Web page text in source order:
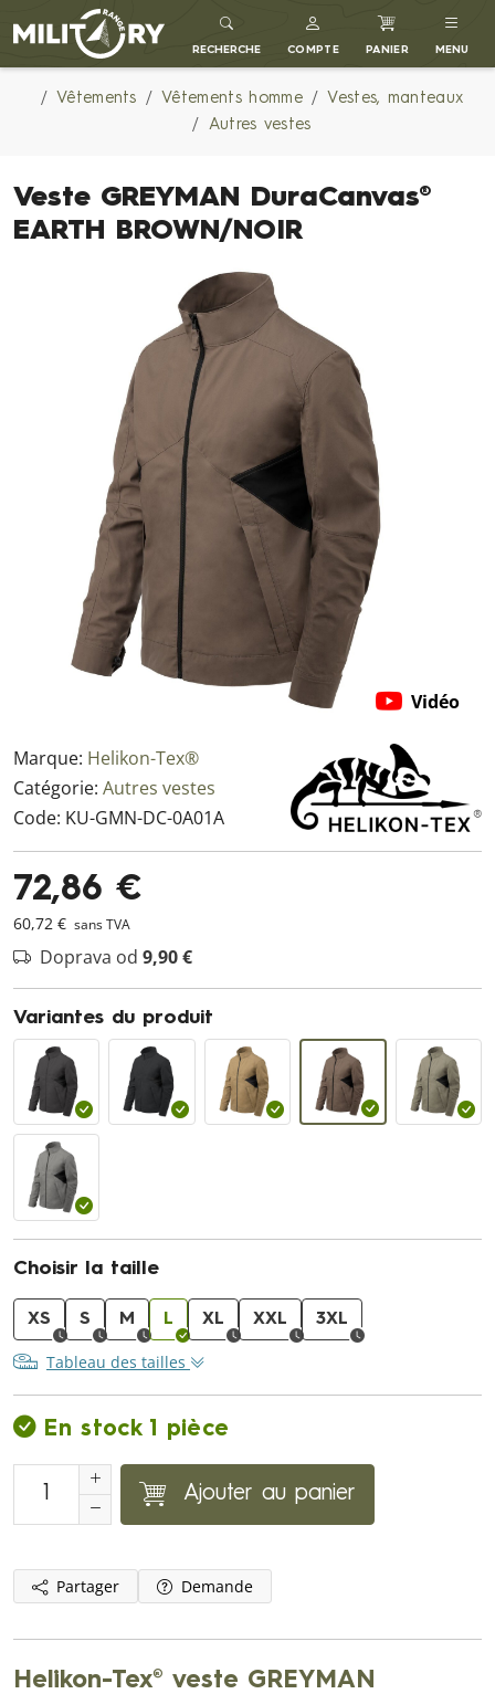
MILITARY RANGE FR
RECHERCHE COMPTE PANIER MENU
Vêtements Vêtements homme
Vestes, manteaux
Autres vestes
Veste GREYMAN DuraCanvas®
EARTH BROWN/NOIR
Vidéo
Marque: Helikon-Tex®
Catégorie: Autres vestes
Code: KU-GMN-DC-0A01A
72,86 €
60,72 € sans TVA
Doprava od 9,90 €
Variantes du produit
Choisir la taille
XS S M L XL XXL 3XL
Tableau des tailles
En stock 1 pièce
Ajouter au panier
Partager Demande
Helikon-Tex® veste GREYMAN